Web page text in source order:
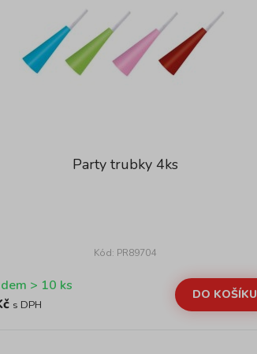
Party trubky 4ks
Kód: PR89704
Skladem > 10 ks
s DPH
DO KOŠÍKU